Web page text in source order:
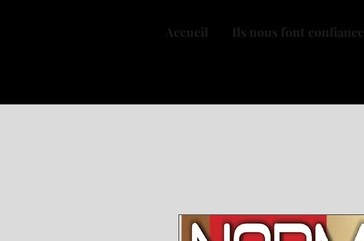
Accueil Ils nous font confiance